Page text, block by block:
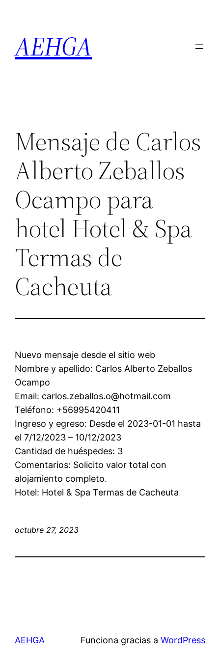
contenido
AEHGA
Mensaje de Carlos
Alberto Zeballos
Ocampo para
hotel Hotel & Spa
Termas de
Cacheuta
Nuevo mensaje desde el sitio web
Nombre y apellido: Carlos Alberto Zeballos
Ocampo
Email: carlos.zeballos.o@hotmail.com
Teléfono: +56995420411
Ingreso y egreso: Desde el 2023-01-01 hasta
el 7/12/2023 – 10/12/2023
Cantidad de huéspedes: 3
Comentarios: Solicito valor total con
alojamiento completo.
Hotel: Hotel & Spa Termas de Cacheuta
octubre 27, 2023
AEHGA Funciona gracias a WordPress